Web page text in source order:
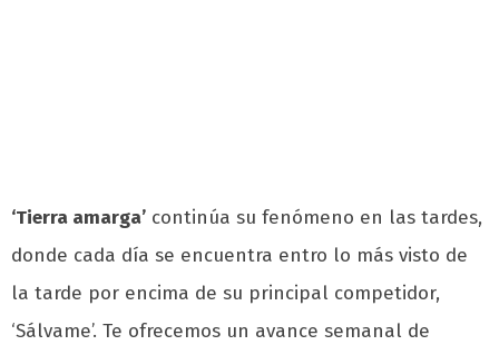
‘Tierra amarga’ continúa su fenómeno en las tardes,
donde cada día se encuentra entro lo más visto de
la tarde por encima de su principal competidor,
‘Sálvame’. Te ofrecemos un avance semanal de